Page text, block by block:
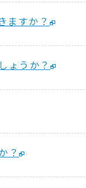
ますか？
ょうか？
？